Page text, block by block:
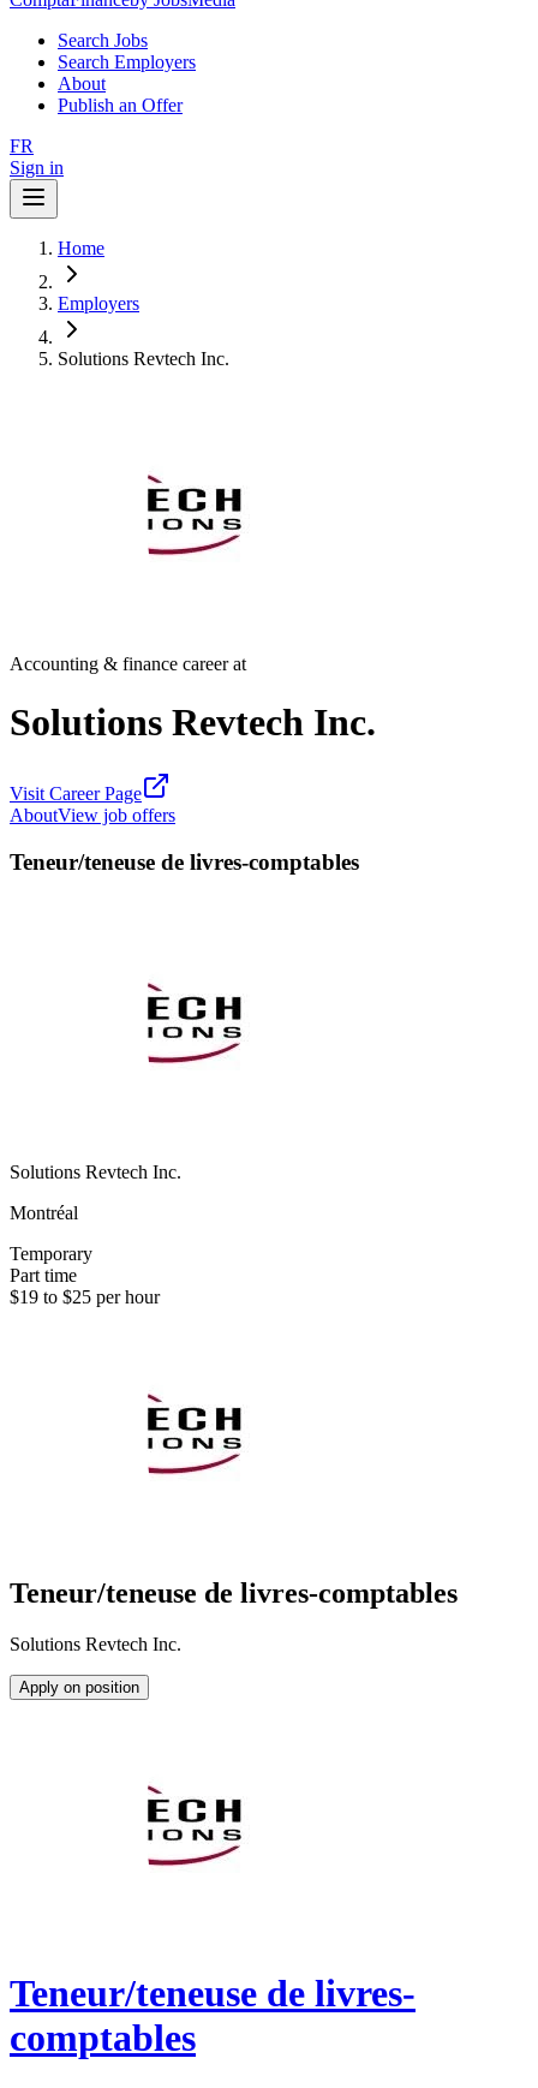
Search Jobs
Search Employers
About
Publish an Offer
FR
Sign in
Home
Employers
Solutions Revtech Inc.
Accounting & finance career at
Solutions Revtech Inc.
Visit Career Page
AboutView job offers
Teneur/teneuse de livres-comptables
Solutions Revtech Inc.
Montréal
Temporary
Part time
$19 to $25 per hour
Teneur/teneuse de livres-comptables
Solutions Revtech Inc.
Apply on position
Teneur/teneuse de livres-
comptables